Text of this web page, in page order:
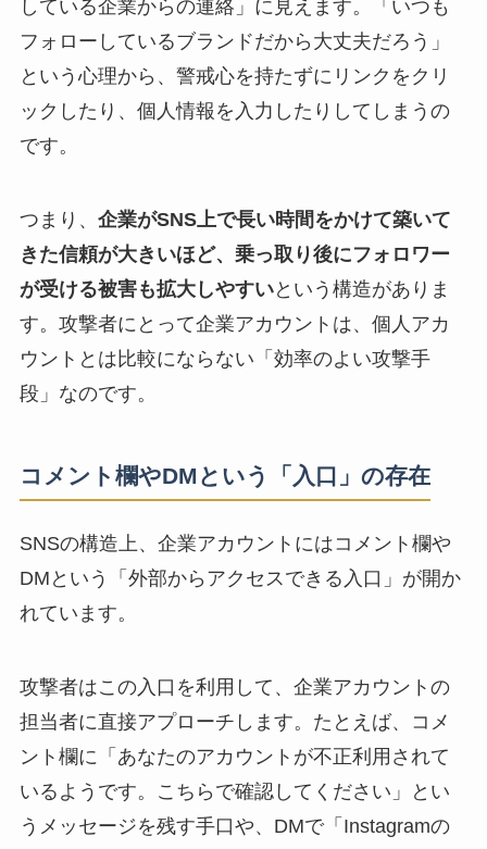
している企業からの連絡」に見えます。「いつも
フォローしているブランドだから大丈夫だろう」
という心理から、警戒心を持たずにリンクをクリ
ックしたり、個人情報を入力したりしてしまうの
です。
つまり、 企業がSNS上で長い時間をかけて築いて
きた信頼が大きいほど、乗っ取り後にフォロワー
が受ける被害も拡大しやすいという構造がありま
す。攻撃者にとって企業アカウントは、個人アカ
ウントとは比較にならない「効率のよい攻撃手
段」なのです。
コメント欄やDMという「入口」の存在
SNSの構造上、企業アカウントにはコメント欄や
DMという「外部からアクセスできる入口」が開か
れています。
攻撃者はこの入口を利用して、企業アカウントの
担当者に直接アプローチします。たとえば、コメ
ント欄に「あなたのアカウントが不正利用されて
いるようです。こちらで確認してください」とい
うメッセージを残す手口や、DMで「Instagramの